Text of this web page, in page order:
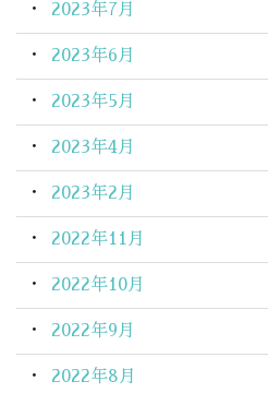
2023年7月
2023年6月
2023年5月
2023年4月
2023年2月
2022年11月
2022年10月
2022年9月
2022年8月